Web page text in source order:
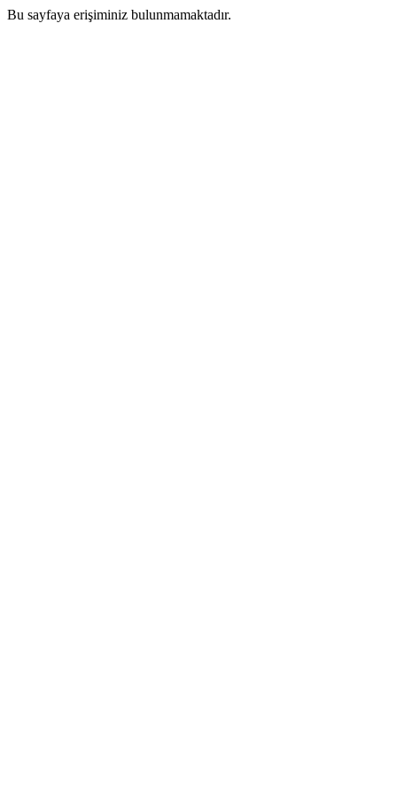
Bu sayfaya erişiminiz bulunmamaktadır.